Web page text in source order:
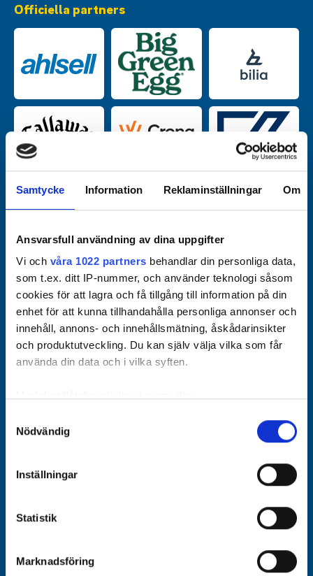
Samtycke Information Reklaminställningar Om
Ansvarsfull användning av dina uppgifter
Vi och våra 1022 partners behandlar din personliga data,
som t.ex. ditt IP-nummer, och använder teknologi såsom
cookies för att lagra och få tillgång till information på din
enhet för att kunna tillhandahålla personliga annonser och
innehåll, annons- och innehållsmätning, åskådarinsikter
och produktutveckling. Du kan själv välja vilka som får
använda din data och i vilka syften.
kan ha en noggrannhet på upp till flera meter
Ta reda på mer om hur dina personliga uppgifter
Du kan ändra eller dra tillbaka ditt samtycke när som
Vi använder enhetsidentifierare för att anpassa innehållet
Nödvändig
Inställningar
Statistik
Marknadsföring
Officiella partners